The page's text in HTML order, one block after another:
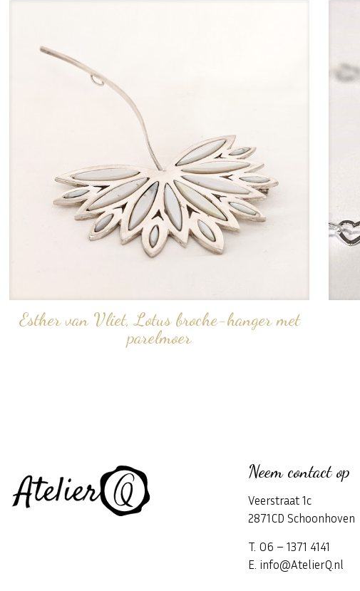
Esther van Vliet, Lotus broche-hanger met
parelmoer
Neem contact op
Veerstraat 1c
2871CD Schoonhoven
T. 06 – 1371 4141
E. info@AtelierQ.nl